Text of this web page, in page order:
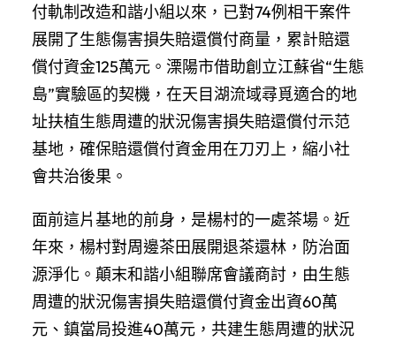
付軌制改造和諧小組以來，已對74例相干案件
展開了生態傷害損失賠還償付商量，累計賠還
償付資金125萬元。溧陽市借助創立江蘇省“生態
島”實驗區的契機，在天目湖流域尋覓適合的地
址扶植生態周遭的狀況傷害損失賠還償付示范
基地，確保賠還償付資金用在刀刃上，縮小社
會共治後果。
面前這片基地的前身，是楊村的一處茶場。近
年來，楊村對周邊茶田展開退茶還林，防治面
源淨化。顛末和諧小組聯席會議商討，由生態
周遭的狀況傷害損失賠還償付資金出資60萬
元、鎮當局投進40萬元，共建生態周遭的狀況